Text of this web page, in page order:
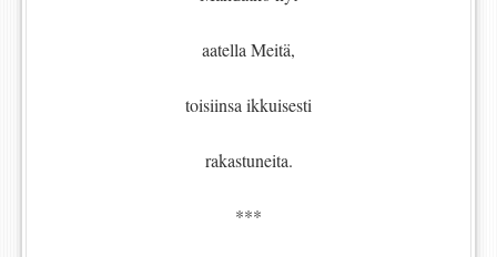
aatella Meitä,
toisiinsa ikkuisesti
rakastuneita.
***